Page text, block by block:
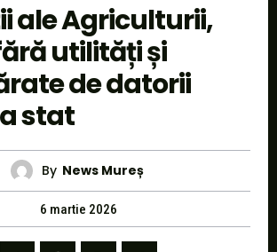
ale Agriculturii,
utilități și
de datorii
stat
By News Mureș
6 martie 2026